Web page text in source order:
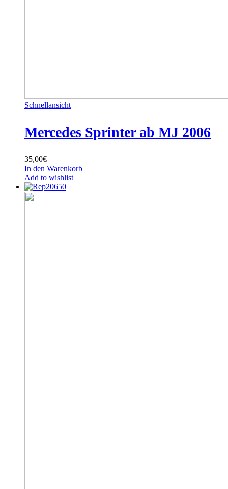
Schnellansicht
Mercedes Sprinter ab MJ 2006
35,00€
In den Warenkorb
Add to wishlist